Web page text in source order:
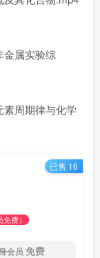
属实验综
周期律与化学
费）
会员 免费
已售 16